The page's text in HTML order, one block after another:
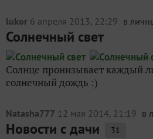
lukor 6 апреля 2013, 22:29 в
Солнечный свет
Солнце пронизывает каждый
солнечный дождь :)
Natasha777 12 мая 2014, 21:19 в
Новости с дачи 31